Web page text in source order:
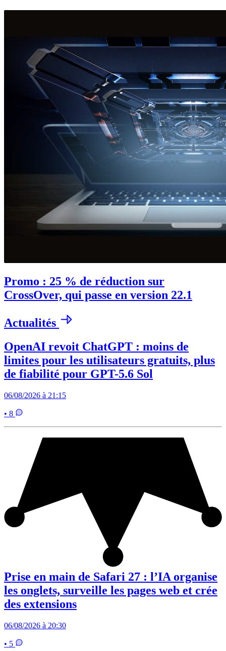
Promo : 25 % de réduction sur
CrossOver, qui passe en version 22.1
Actualités
OpenAI revoit ChatGPT : moins de
limites pour les utilisateurs gratuits, plus
de fiabilité pour GPT-5.6 Sol
06/08/2026 à 21:15
• 8
Prise en main de Safari 27 : l’IA organise
les onglets, surveille les pages web et crée
des extensions
06/08/2026 à 20:30
• 5